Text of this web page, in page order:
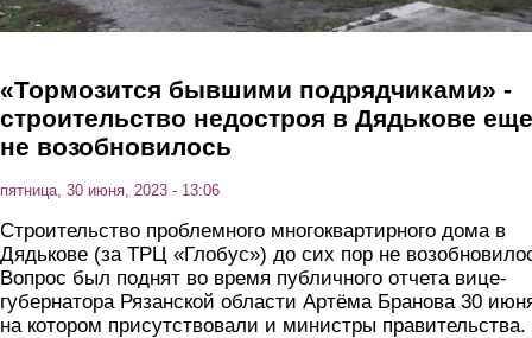
«Тормозится бывшими подрядчиками» -
строительство недостроя в Дядькове еще
не возобновилось
пятница, 30 июня, 2023 - 13:06
Строительство проблемного многоквартирного дома в
Дядькове (за ТРЦ «Глобус») до сих пор не
Вопрос был поднят во время публичного отчета вице-
губернатора Рязанской области Артёма Бранова 30
на котором присутствовали и министры правительства.